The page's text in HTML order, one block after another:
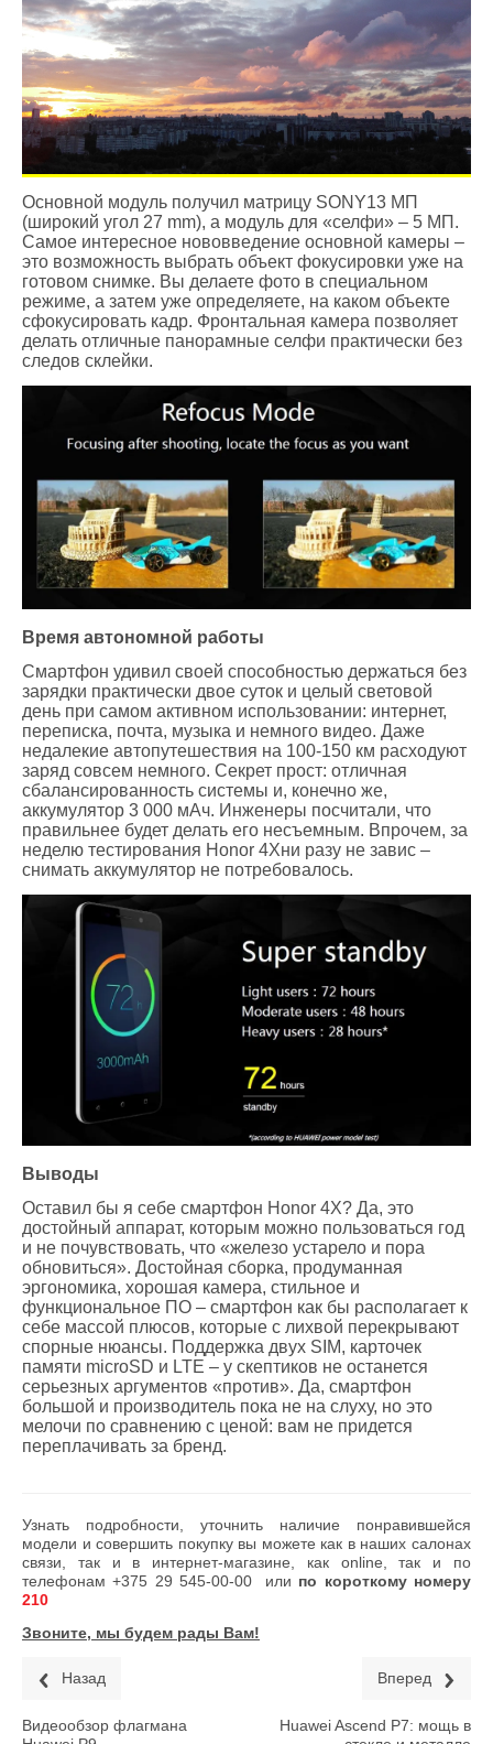
Основной модуль получил матрицу SONY13 МП
(широкий угол 27 mm), а модуль для «селфи» – 5 МП.
Самое интересное нововведение основной камеры –
это возможность выбрать объект фокусировки уже на
готовом снимке. Вы делаете фото в специальном
режиме, а затем уже определяете, на каком объекте
сфокусировать кадр. Фронтальная камера позволяет
делать отличные панорамные селфи практически без
следов склейки.
Время автономной работы
Смартфон удивил своей способностью держаться без
зарядки практически двое суток и целый световой
день при самом активном использовании: интернет,
переписка, почта, музыка и немного видео. Даже
недалекие автопутешествия на 100-150 км расходуют
заряд совсем немного. Секрет прост: отличная
сбалансированность системы и, конечно же,
аккумулятор 3 000 мАч. Инженеры посчитали, что
правильнее будет делать его несъемным. Впрочем, за
неделю тестирования Honor 4Xни разу не завис –
снимать аккумулятор не потребовалось.
Выводы
Оставил бы я себе смартфон Honor 4X? Да, это
достойный аппарат, которым можно пользоваться год
и не почувствовать, что «железо устарело и пора
обновиться». Достойная сборка, продуманная
эргономика, хорошая камера, стильное и
функциональное ПО – смартфон как бы располагает к
себе массой плюсов, которые с лихвой перекрывают
спорные нюансы. Поддержка двух SIM, карточек
памяти microSD и LTE – у скептиков не останется
серьезных аргументов «против». Да, смартфон
большой и производитель пока не на слуху, но это
мелочи по сравнению с ценой: вам не придется
переплачивать за бренд.
Узнать подробности, уточнить наличие понравившейся
модели и совершить покупку вы можете как в наших салонах
связи, так и в интернет-магазине, как online, так и по
телефонам+375 29 545-00-00 или по короткому номеру
210
Звоните, мы будем рады Вам!
Назад
Видеообзор флагмана
Вперед
Huawei Ascend P7: мощь в